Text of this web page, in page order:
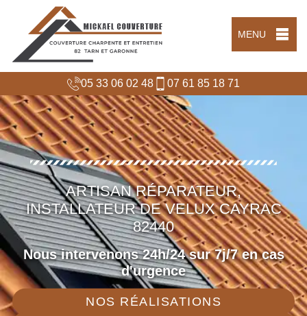
MENU
05 33 06 02 48 07 61 85 18 71
ARTISAN RÉPARATEUR,
INSTALLATEUR DE VELUX CAYRAC
82440
Nous intervenons 24h/24 sur 7j/7 en cas
d'urgence
NOS RÉALISATIONS